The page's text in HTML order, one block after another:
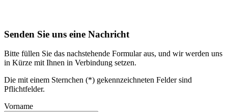
Senden Sie uns eine Nachricht
Bitte füllen Sie das nachstehende Formular aus, und wir werden uns
in Kürze mit Ihnen in Verbindung setzen.
Die mit einem Sternchen (*) gekennzeichneten Felder sind
Pflichtfelder.
Vorname